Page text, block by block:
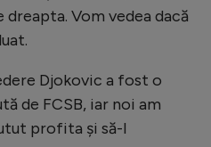
dreapta. Vom vedea dacă
Djokovic a fost o
de FCSB, iar noi am
profita și să-l